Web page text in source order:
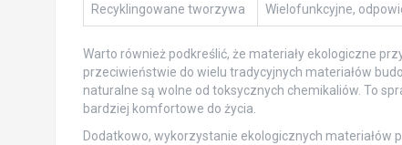
Recyklingowane tworzywa Wielofunkcyjne,
Warto również podkreślić, że materiały ekologiczne
przeciwieństwie do wielu tradycyjnych materiałów
naturalne są wolne od toksycznych chemikaliów. To
bardziej komfortowe do życia.
Dodatkowo, wykorzystanie ekologicznych materiałów